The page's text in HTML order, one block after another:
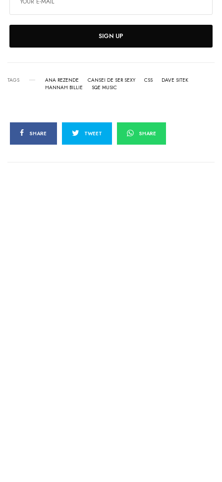
SIGN UP
TAGS ANA REZENDE CANSEI DE SER SEXY CSS
DAVE SITEK
HANNAH BILLIE
SQE MUSIC
SHARE TWEET SHARE